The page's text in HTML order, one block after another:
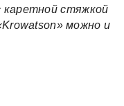
каретной стяжкой
можно и